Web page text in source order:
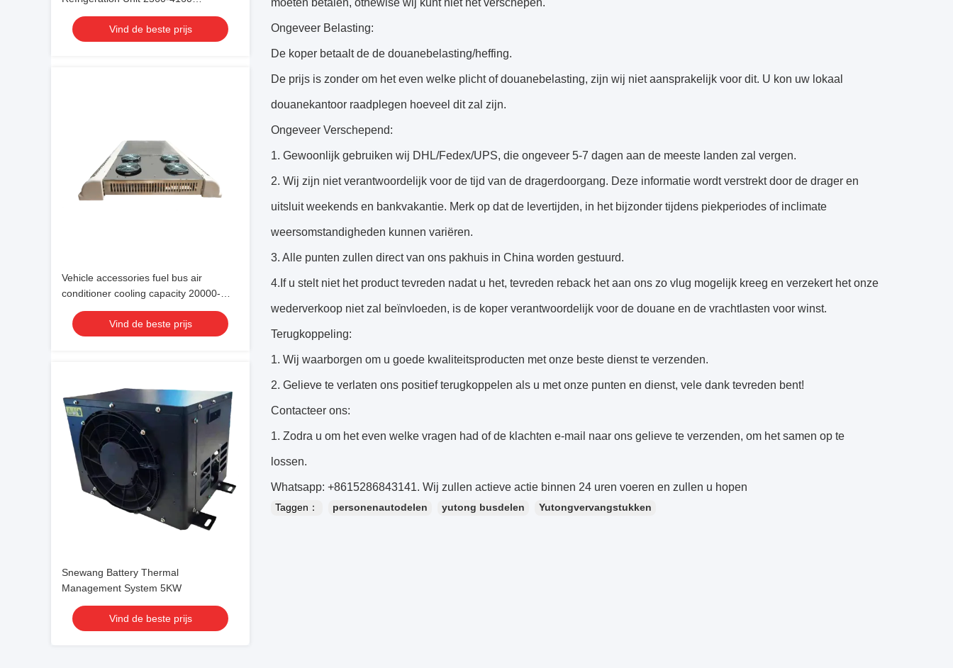
-18℃~30℃
Vind de beste prijs
Vehicle accessories fuel bus air
conditioner cooling capacity 20000-
38000 24V
Vind de beste prijs
Snewang Battery Thermal
Management System 5KW
Vind de beste prijs
moeten betalen, othewise wij kunt niet het verschepen.
Ongeveer Belasting:
De koper betaalt de de douanebelasting/heffing.
De prijs is zonder om het even welke plicht of douanebelasting, zijn wij niet aansprakelijk voor dit. U kon uw lokaal
douanekantoor raadplegen hoeveel dit zal zijn.
Ongeveer Verschepend:
1. Gewoonlijk gebruiken wij DHL/Fedex/UPS, die ongeveer 5-7 dagen aan de meeste landen zal vergen.
2. Wij zijn niet verantwoordelijk voor de tijd van de dragerdoorgang. Deze informatie wordt verstrekt door de drager en
uitsluit weekends en bankvakantie. Merk op dat de levertijden, in het bijzonder tijdens piekperiodes of inclimate
weersomstandigheden kunnen variëren.
3. Alle punten zullen direct van ons pakhuis in China worden gestuurd.
4.If u stelt niet het product tevreden nadat u het, tevreden reback het aan ons zo vlug mogelijk kreeg en verzekert het onze
wederverkoop niet zal beïnvloeden, is de koper verantwoordelijk voor de douane en de vrachtlasten voor winst.
Terugkoppeling:
1. Wij waarborgen om u goede kwaliteitsproducten met onze beste dienst te verzenden.
2. Gelieve te verlaten ons positief terugkoppelen als u met onze punten en dienst, vele dank tevreden bent!
Contacteer ons:
1. Zodra u om het even welke vragen had of de klachten e-mail naar ons gelieve te verzenden, om het samen op te
lossen.
Whatsapp: +8615286843141. Wij zullen actieve actie binnen 24 uren voeren en zullen u hopen
Taggen： personenautodelen yutong busdelen Yutongvervangstukken